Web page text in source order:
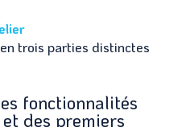
trois parties distinctes
fonctionnalités
des premiers